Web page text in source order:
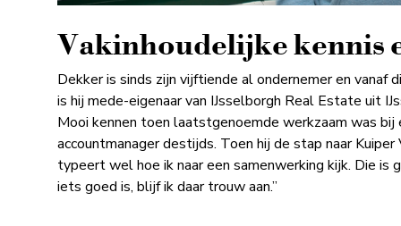
Vakinhoudelijke kennis
Dekker is sinds zijn vijftiende al ondernemer en
is hij mede-eigenaar van IJsselborgh Real Estate uit
Mooi kennen toen laatstgenoemde werkzaam was bij
accountmanager destijds. Toen hij de stap naar
typeert wel hoe ik naar een samenwerking kijk. Die
iets goed is, blijf ik daar trouw aan.”